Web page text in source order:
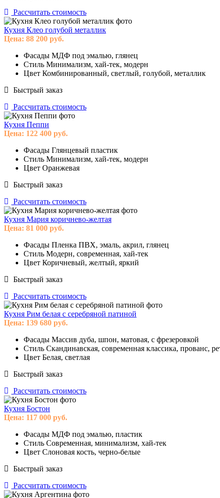
Рассчитать стоимость
Кухня Клео голубой металлик
Цена: 88 200 руб.
Фасады МДФ под эмалью, глянец
Стиль Минимализм, хай-тек, модерн
Цвет Комбинированный, светлый, голубой, металлик
Быстрый заказ
Рассчитать стоимость
Кухня Пеппи
Цена: 122 400 руб.
Фасады Глянцевый пластик
Стиль Минимализм, хай-тек, модерн
Цвет Оранжевая
Быстрый заказ
Рассчитать стоимость
Кухня Мария коричнево-желтая
Цена: 81 000 руб.
Фасады Пленка ПВХ, эмаль, акрил, глянец
Стиль Модерн, современная, хай-тек
Цвет Коричневый, желтый, яркий
Быстрый заказ
Рассчитать стоимость
Кухня Рим белая с серебряной патиной
Цена: 139 680 руб.
Фасады Массив дуба, шпон, матовая, с фрезеровкой
Стиль Скандинавская, современная классика, прованс,
Цвет Белая, светлая
Быстрый заказ
Рассчитать стоимость
Кухня Бостон
Цена: 117 000 руб.
Фасады МДФ под эмалью, пластик
Стиль Современная, минимализм, хай-тек
Цвет Слоновая кость, черно-белые
Быстрый заказ
Рассчитать стоимость